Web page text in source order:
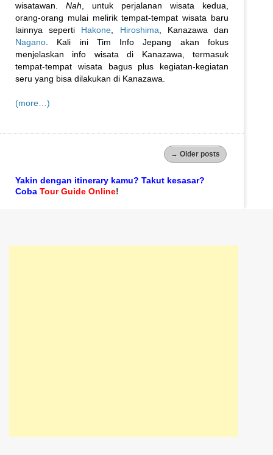
wisatawan. Nah , untuk perjalanan wisata kedua,
orang-orang mulai melirik tempat-tempat wisata baru
lainnya seperti Hakone Hiroshima , Kanazawa dan
Nagano . Kali ini Tim Info Jepang akan fokus
menjelaskan info wisata di Kanazawa, termasuk
tempat-tempat wisata bagus plus kegiatan-kegiatan
seru yang bisa dilakukan di Kanazawa.
(more…)
→ Older posts
Yakin dengan itinerary kamu? Takut kesasar?
Coba Tour Guide Online!